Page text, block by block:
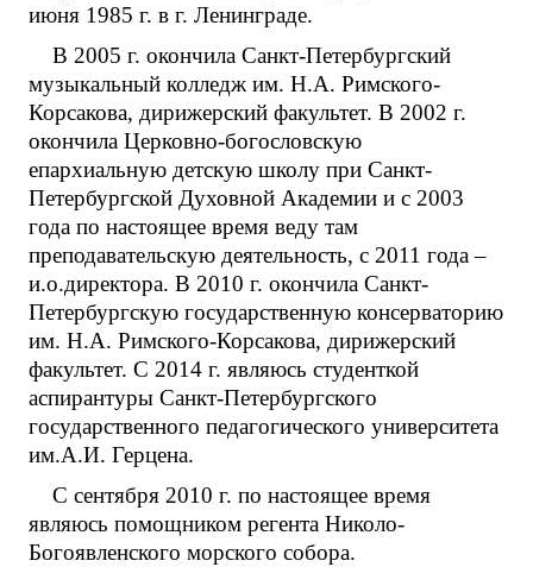
июня 1985 г. в г. Ленинграде.
В 2005 г. окончила Санкт-Петербургский
музыкальный колледж им. Н.А. Римского-
Корсакова, дирижерский факультет. В 2002 г.
окончила Церковно-богословскую
епархиальную детскую школу при Санкт-
Петербургской Духовной Академии и с 2003
года по настоящее время веду там
преподавательскую деятельность, с 2011 года –
и.о.директора. В 2010 г. окончила Санкт-
Петербургскую государственную консерваторию
им. Н.А. Римского-Корсакова, дирижерский
факультет. С 2014 г. являюсь студенткой
аспирантуры Санкт-Петербургского
государственного педагогического университета
им.А.И. Герцена.
С сентября 2010 г. по настоящее время
являюсь помощником регента Николо-
Богоявленского морского собора.